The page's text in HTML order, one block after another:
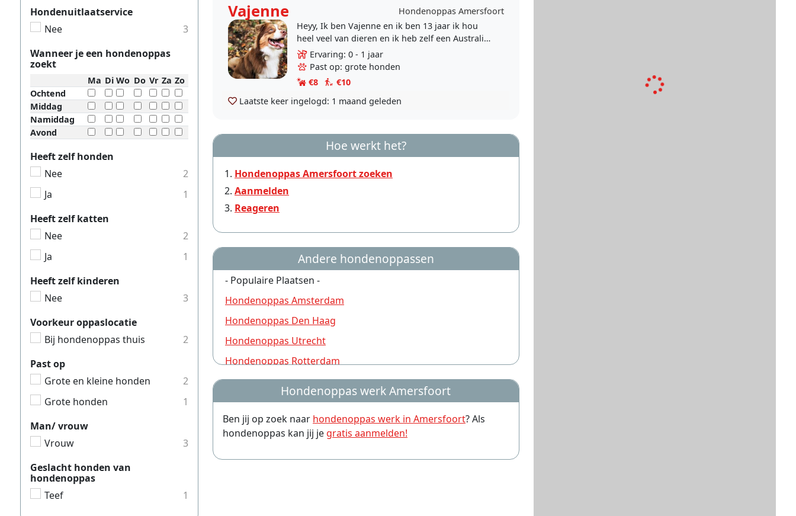
Vajenne
Hondenoppas Amersfoort
Heyy, Ik ben Vajenne en ik ben 13 jaar ik hou
heel veel van dieren en ik heb zelf een Australian
shepherd, ze is energiek en ze vind het lastig
om..
Ervaring: 0 - 1 jaar
Past op: grote honden
€8
€10
Laatste keer ingelogd: 1 maand geleden
Hoe werkt het?
Hondenoppas Amersfoort zoeken
Aanmelden
Reageren
Andere hondenoppassen
- Populaire Plaatsen -
Hondenoppas Amsterdam
Hondenoppas Den Haag
Hondenoppas Utrecht
Hondenoppas Rotterdam
Hondenoppas Nijmegen
Hondenoppas Groningen
Hondenoppas Almere
Hondenoppas Arnhem
Hondenoppas Leiden
Hondenoppas werk Amersfoort
Ben jij op zoek naar hondenoppas werk in Amersfoort? Als
hondenoppas kan jij je gratis aanmelden!
Hondenuitlaatservice
Nee
3
Wanneer je een hondenoppas
zoekt
Ma Di Wo Do Vr Za Zo
Ochtend
Middag
Namiddag
Avond
Heeft zelf honden
Nee
2
Ja
1
Heeft zelf katten
Nee
2
Ja
1
Heeft zelf kinderen
Nee
3
Voorkeur oppaslocatie
Bij hondenoppas thuis
2
Past op
Grote en kleine honden
2
Grote honden
1
Man/ vrouw
Vrouw
3
Geslacht honden van
hondenoppas
Teef
1